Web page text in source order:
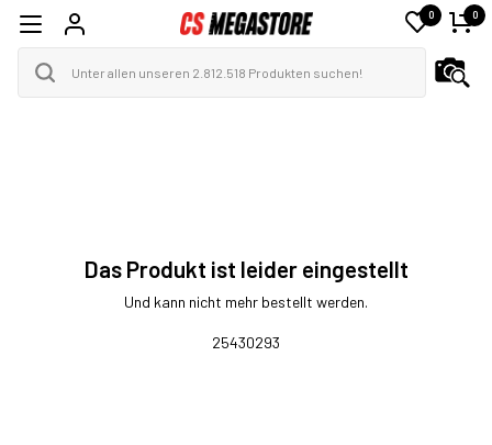
0 0
Das Produkt ist leider eingestellt
Und kann nicht mehr bestellt werden.
25430293